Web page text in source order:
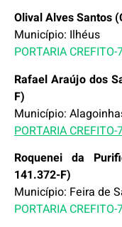
Olival Alves Santos
Município: Ilhéus
PORTARIA
Rafael Araújo dos
F)
Município:
PORTARIA
Roquenei da
141.372-F)
Município: Feira de
PORTARIA